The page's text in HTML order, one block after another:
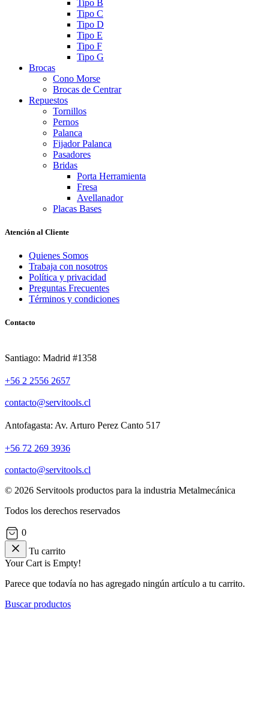
Tipo B
Tipo C
Tipo D
Tipo E
Tipo F
Tipo G
Brocas
Cono Morse
Brocas de Centrar
Repuestos
Tornillos
Pernos
Palanca
Fijador Palanca
Pasadores
Bridas
Porta Herramienta
Fresa
Avellanador
Placas Bases
Atención al Cliente
Quienes Somos
Trabaja con nosotros
Política y privacidad
Preguntas Frecuentes
Términos y condiciones
Contacto
Santiago: Madrid #1358
+56 2 2556 2657
contacto@servitools.cl
Antofagasta: Av. Arturo Perez Canto 517
+56 72 269 3936
contacto@servitools.cl
© 2026 Servitools productos para la industria Metalmecánica
Todos los derechos reservados
0
Tu carrito
Your Cart is Empty!
Parece que todavía no has agregado ningún artículo a tu carrito.
Buscar productos